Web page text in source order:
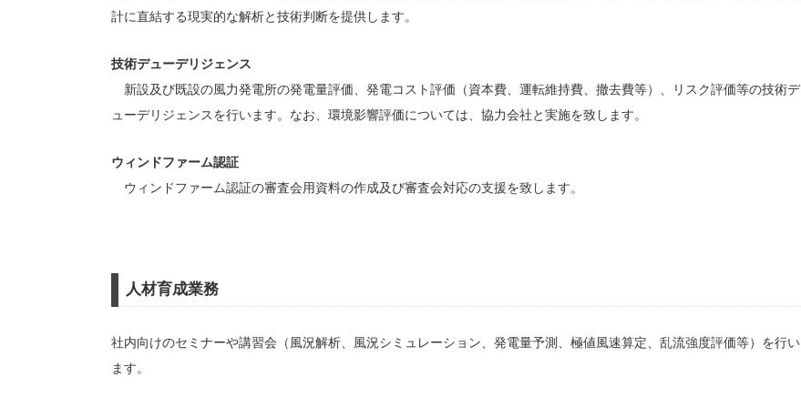
計に直結する現実的な解析と技術判断を提供します。
技術デューデリジェンス
新設及び既設の風力発電所の発電量評価、発電コスト評価（資本費、運転維持費、撤去費等）、リスク評価等の技術デ
ューデリジェンスを行います。なお、環境影響評価については、協力会社と実施を致します。
ウィンドファーム認証
ウィンドファーム認証の審査会用資料の作成及び審査会対応の支援を致します。
人材育成業務
社内向けのセミナーや講習会（風況解析、風況シミュレーション、発電量予測、極値風速算定、乱流強度評価等）を行い
ます。